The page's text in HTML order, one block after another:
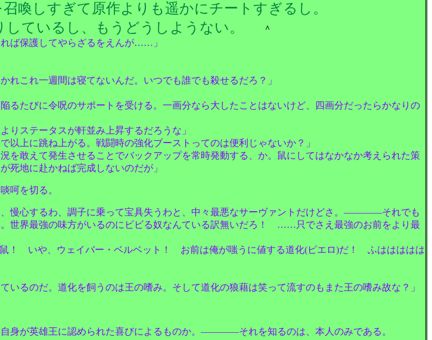
喚しすぎて原作よりも遥かにチートすぎるし。
ているし、もうどうしようない。
＾
ば保護してやらざるをえんが……」
これ一週間は寝てないんだ。いつでも誰でも殺せるだろ？」
たびに令呪のサポートを受ける。一画分なら大したことはないけど、四画分だったらかなりの
ステータスが軒並み上昇するだろうな」
以上に跳ね上がる。戦闘時の強化ブーストってのは便利じゃないか？」
敢えて発生させることでバックアップを常時発動する、か。鼠にしてはなかなか考えられた策
地に赴かねば完成しないのだが」
呵を切る。
慢心するわ、調子に乗って宝具失うわと、中々最悪なサーヴァントだけどさ。――――それでも
世界最強の味方がいるのにビビる奴なんている訳無いだろ！ ……只でさえ最強のお前をより最
や、ウェイバー・ベルベット！ お前は俺が嗤うに値する道化(ピエロ)だ！ ふははははは
るのだ。道化を飼うのは王の嗜み。そして道化の狼藉は笑って流すのもまた王の嗜み故な？」
身が英雄王に認められた喜びによるものか。――――それを知るのは、本人のみである。